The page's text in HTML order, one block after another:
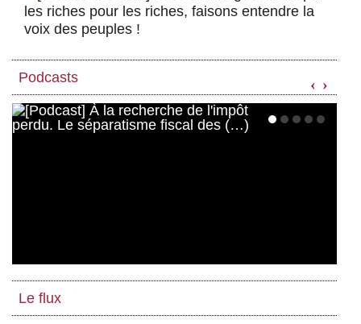
les riches pour les riches, faisons entendre la
voix des peuples !
Podcasts ‹ ›
Le flux